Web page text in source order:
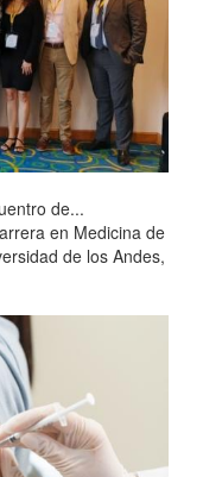
de...
en Medicina de
de los Andes,